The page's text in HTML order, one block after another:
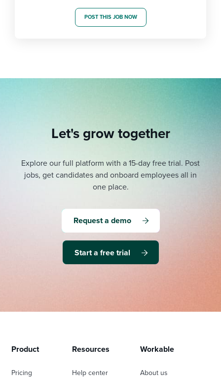
POST THIS JOB NOW
Let's grow together
Explore our full platform with a 15-day free trial. Post
jobs, get candidates and onboard employees all in
one place.
Request a demo
Start a free trial
Product
Pricing
Resources
Help center
Workable
About us